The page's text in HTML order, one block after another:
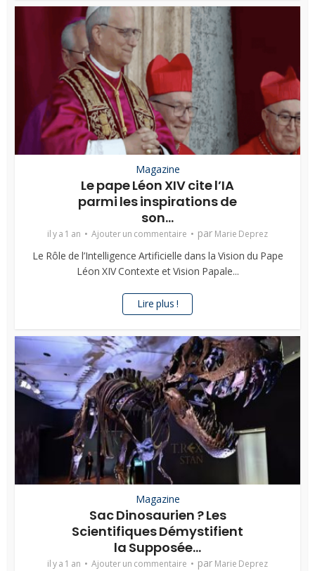
Magazine
Le pape Léon XIV cite l’IA
parmi les inspirations de
son...
il y a 1 an Ajouter un commentaire par Marie Deprez
Le Rôle de l’Intelligence Artificielle dans la Vision du Pape
Léon XIV Contexte et Vision Papale...
Lire plus !
Magazine
Sac Dinosaurien ? Les
Scientifiques Démystifient
la Supposée...
il y a 1 an Ajouter un commentaire par Marie Deprez